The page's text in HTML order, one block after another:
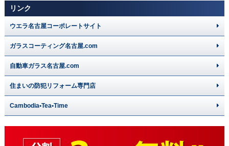
リンク
ウエラ名古屋コーポレートサイト
ガラスコーティング名古屋.com
自動車ガラス名古屋.com
住まいの防犯リフォーム専門店
Cambodia•Tea•Time